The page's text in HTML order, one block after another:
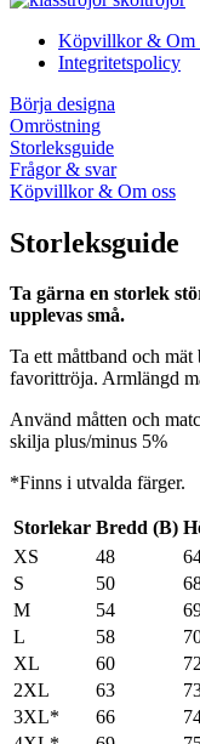
Köpvillkor & Om
Integritetspolicy
Börja designa
Omröstning
Storleksguide
Frågor & svar
Köpvillkor & Om oss
Storleksguide
Ta gärna en storlek
upplevas små.
Ta ett måttband och
favorittröja. Armlängd
Använd måtten och
skilja plus/minus 5%
*Finns i utvalda färger.
Storlekar Bredd (B)
XS
48
S
50
M
54
L
58
XL
60
2XL
63
3XL*
66